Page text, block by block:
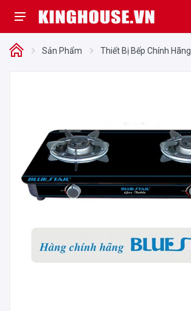
Sản Phẩm Thiết Bị Bếp Chính Hãng